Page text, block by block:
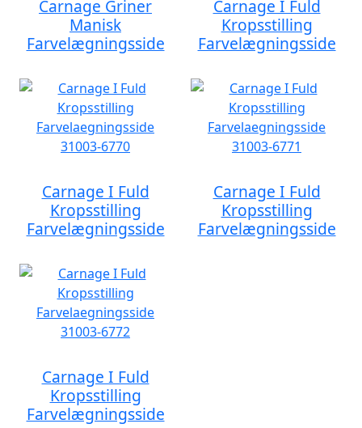
Carnage Griner
Manisk
Farvelægningsside
Carnage I Fuld
Kropsstilling
Farvelægningsside
Carnage I Fuld
Kropsstilling
Farvelægningsside
Carnage I Fuld
Kropsstilling
Farvelægningsside
Carnage I Fuld
Kropsstilling
Farvelægningsside